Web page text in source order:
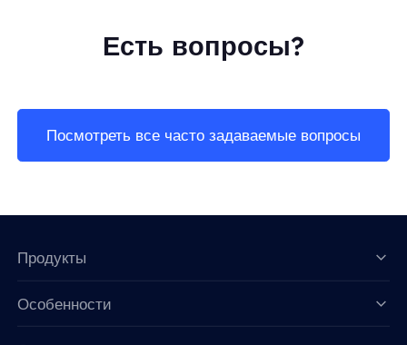
Есть вопросы?
Посмотреть все часто задаваемые вопросы
Продукты
Особенности